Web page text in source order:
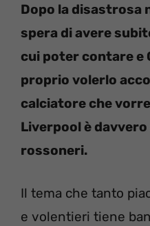
Dopo la disastrosa
spera di avere
cui poter contare e
proprio volerlo
calciatore che
Liverpool è
rossoneri.
Il tema che tanto
e volentieri tiene